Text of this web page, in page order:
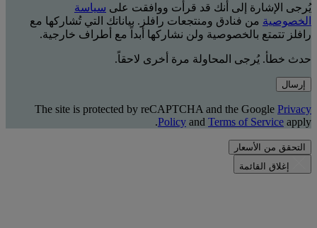
يُرجى الإشارة إلى أنك قد قرأت ووافقت على سياسة
الخصوصية من فنادق ومنتجعات رافلز. بياناتك التي تُشاركها مع
رافلز تتمتع بالخصوصية ولن نشاركها أبداً مع أطراف خارجية.
حدث خطأ. يُرجى المحاولة مرة أخرى لاحقاً.
إرسال
The site is protected by reCAPTCHA and the Google Privacy
Policy and Terms of Service apply.
التحقق من الأسعار
إغلاق القائمة